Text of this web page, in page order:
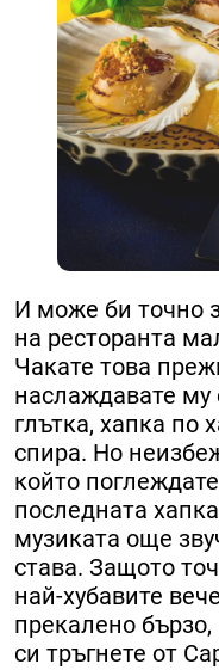
И може би точно
на ресторанта
Чакате това
наслаждавате му
глътка, хапка по
спира. Но
който
последната
музиката още
става. Защото
най-хубавите
прекалено
си тръгнете от